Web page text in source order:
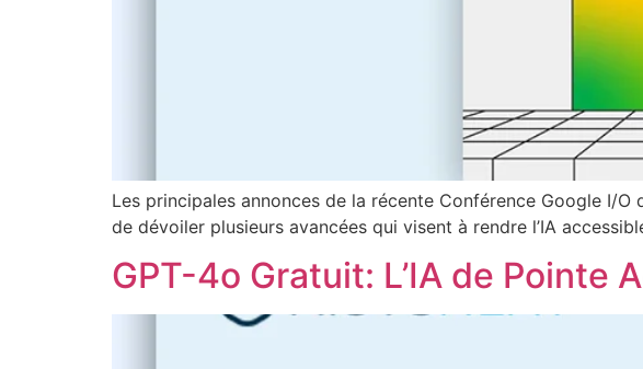
Les principales annonces de la récente Conférence Google I/O
de dévoiler plusieurs avancées qui visent à rendre l’IA
GPT-4o Gratuit: L’IA de Pointe